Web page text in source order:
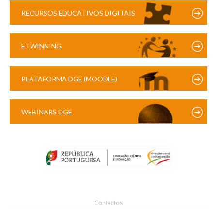
RECURSOS EDUCATIVOS DIGITAIS
ETWINNING
PLATAFORMA DGE (MOODLE)
WEBINARS DGE
Contactos